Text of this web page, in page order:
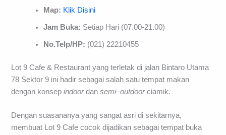
Map: Klik Disini
Jam Buka: Setiap Hari (07.00-21.00)
No.Telp/HP: (021) 22210455
Lot 9 Cafe & Restaurant yang terletak di jalan Bintaro Utama
78 Sektor 9 ini hadir sebagai salah satu tempat makan
dengan konsepindoordansemi–outdoorciamik.
Dengan suasananya yang sangat asri di sekitarnya,
membuat Lot 9 Cafe cocok dijadikan sebagai tempat buka